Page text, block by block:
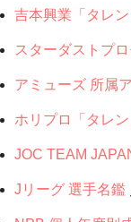
吉本興業「タレン
スターダストプ
アミューズ 所属
ホリプロ「タレン
JOC TEAM
Jリーグ 選手名鑑